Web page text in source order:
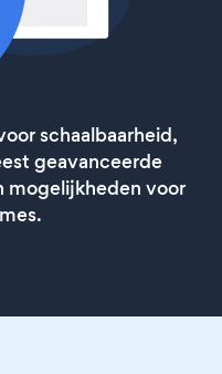
schaalbaarheid,
geavanceerde
mogelijkheden voor